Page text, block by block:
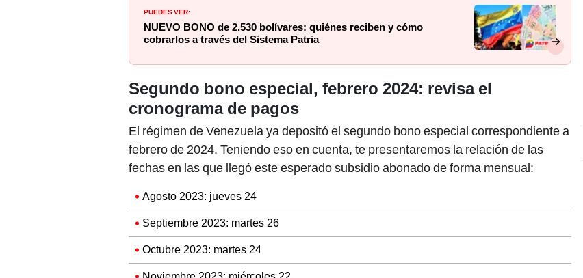
NUEVO BONO de 2.530 bolívares: quiénes reciben y cómo
cobrarlos a través del Sistema Patria
Segundo bono especial, febrero 2024: revisa el
cronograma de pagos
El régimen de Venezuela ya depositó el segundo bono especial correspondiente a
febrero de 2024. Teniendo eso en cuenta, te presentaremos la relación de las
fechas en las que llegó este esperado subsidio abonado de forma mensual:
Agosto 2023: jueves 24
Septiembre 2023: martes 26
Octubre 2023: martes 24
Noviembre 2023: miércoles 22